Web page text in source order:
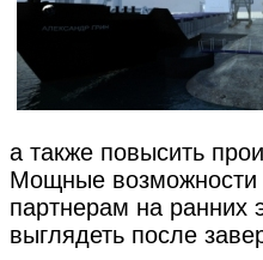
а также повысить
Мощные возможности
партнерам на ранних
выглядеть после